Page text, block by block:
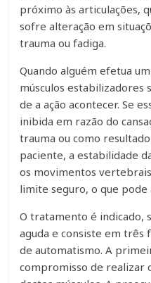
próximo às articulações,
sofre alteração em
trauma ou fadiga.
Quando alguém efetua
músculos estabilizadores
de a ação acontecer. Se
inibida em razão do
trauma ou como
paciente, a estabilidade
os movimentos
limite seguro, o que pode
O tratamento é indicado,
aguda e consiste em três
de automatismo. A
compromisso de realizar